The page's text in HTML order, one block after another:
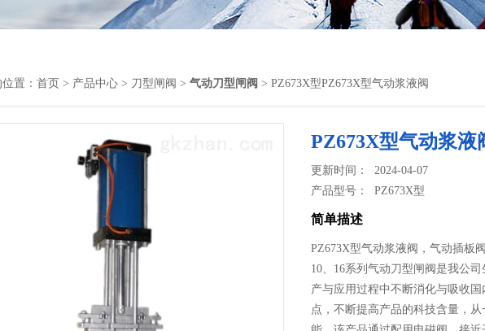
置： 首页 > 产品中心 > 刀型闸阀 > 气动刀型闸阀 > PZ673X型PZ673X型气动浆液阀
PZ673X型气动浆液
更新时间： 2024-04-07
产品型号：PZ673X型
简单描述
PZ673X型气动浆液阀，气动插板
10、16系列气动刀型闸阀是我公
产与应用过程中不断消化与吸收
点，不断提高产品的科技含量，